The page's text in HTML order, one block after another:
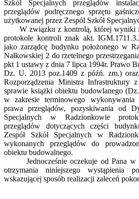
Szkól Specjalnych przeglądów
przeglądów podręcznego sprzętu
użytkowanej przez Zespól Szkół
W związku z kontrolą, której wyniki
protokole kontroli znak akt.
jako zarządcę budynku położonego w
Nałkowskiej 2 do rzetelnego
pkt 1 ustawy z dnia 7 lipca 1994r. Prawo
Dz. U. 2013 poz.1409 z późń. zm.)
Rozporządzenia Ministra
sprawie książki obiektu budowlanego
w zakresie terminowego wykonywania
prawa przeglądów, pozyskiwania od
Specjalnych w Radzionkowie
przeglądów dotyczących części
Zespół Szkół Specjalnych w
wykonanych przeglądów do
obiektu budowalnego.
Jednocześnie oczekuje od Pana w
otrzymania niniejszego wystąpienia
wskazującej sposób realizacji zaleceń